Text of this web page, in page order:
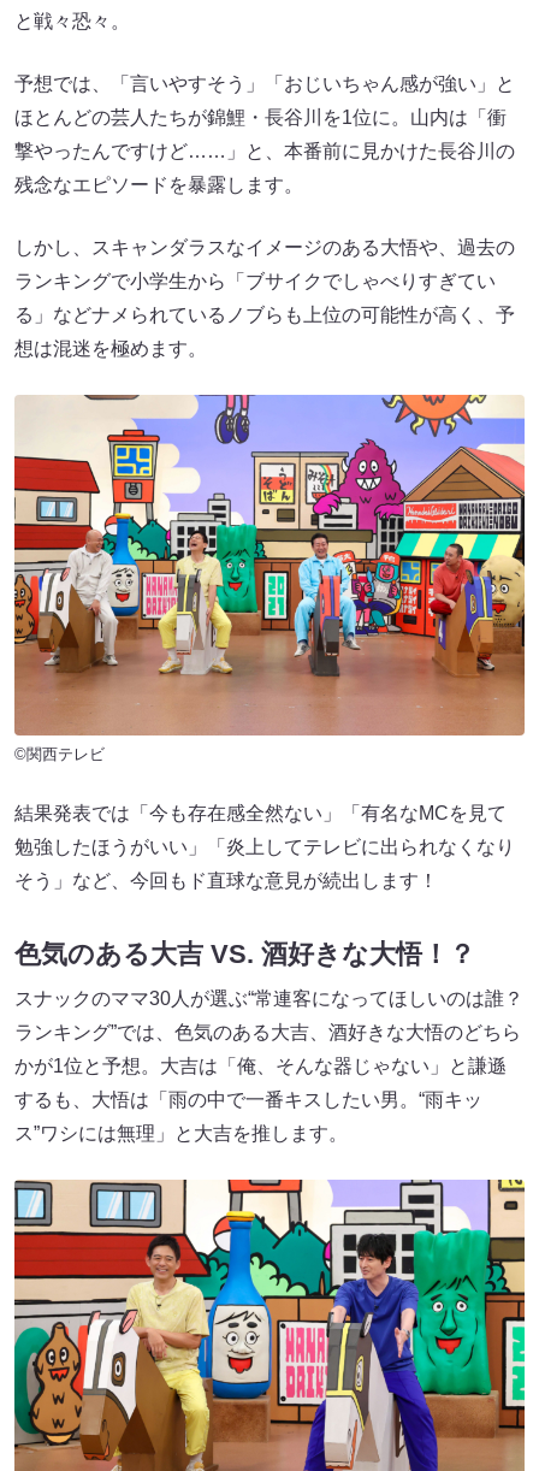
と戦々恐々。
予想では、「言いやすそう」「おじいちゃん感が強い」と
ほとんどの芸人たちが錦鯉・長谷川を1位に。山内は「衝
撃やったんですけど……」と、本番前に見かけた長谷川の
残念なエピソードを暴露します。
しかし、スキャンダラスなイメージのある大悟や、過去の
ランキングで小学生から「ブサイクでしゃべりすぎてい
る」などナメられているノブらも上位の可能性が高く、予
想は混迷を極めます。
©関西テレビ
結果発表では「今も存在感全然ない」「有名なMCを見て
勉強したほうがいい」「炎上してテレビに出られなくなり
そう」など、今回もド直球な意見が続出します！
色気のある大吉 VS. 酒好きな大悟！？
スナックのママ30人が選ぶ“常連客になってほしいのは誰？
ランキング”では、色気のある大吉、酒好きな大悟のどちら
かが1位と予想。大吉は「俺、そんな器じゃない」と謙遜
するも、大悟は「雨の中で一番キスしたい男。“雨キッ
ス”ワシには無理」と大吉を推します。